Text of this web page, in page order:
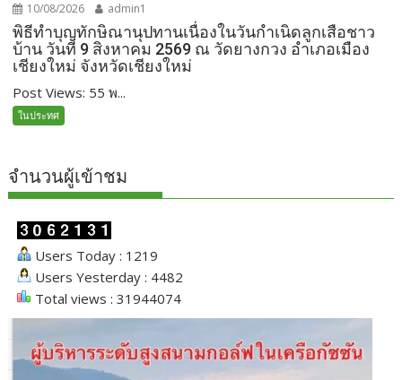
10/08/2026 admin1
พิธีทำบุญทักษิณานุปทานเนื่องในวันกำเนิดลูกเสือชาว
บ้าน วันที่ 9 สิงหาคม 2569 ณ วัดยางกวง อำเภอเมือง
เชียงใหม่ จังหวัดเชียงใหม่
Post Views: 55 พ...
ในประทศ
จำนวนผู้เข้าชม
Users Today : 1219
Users Yesterday : 4482
Total views : 31944074